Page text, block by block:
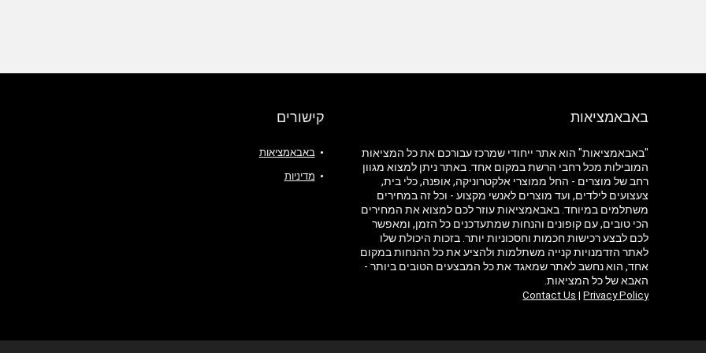
באבאמציאות
"באבאמציאות" הוא אתר ייחודי שמרכז עבורכם את כל המציאות
המובילות מכל רחבי הרשת במקום אחד. באתר ניתן למצוא מגוון
רחב של מוצרים - החל ממוצרי אלקטרוניקה, אופנה, כלי בית,
צעצועים לילדים, ועד מוצרים לאנשי מקצוע - וכל זה במחירים
משתלמים במיוחד. באבאמציאות עוזר לכם למצוא את המחירים
הכי טובים, עם קופונים והנחות שמתעדכנים כל הזמן, ומאפשר
לכם לבצע רכישות חכמות וחסכוניות יותר. בזכות היכולת שלו
לאתר הזדמנויות קנייה משתלמות ולהציע את כל ההנחות במקום
אחד, הוא נחשב לאתר שמאגד את כל המבצעים הטובים ביותר -
האבא של כל המציאות.
Contact Us |Privacy Policy
קישורים
באבאמציאות
מדיניות